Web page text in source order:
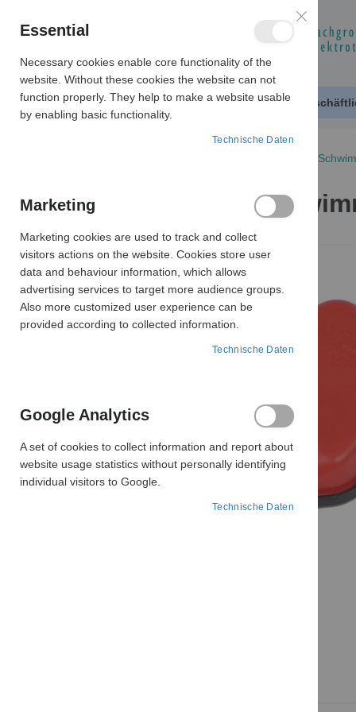
Produktkatalog
EHZ-FS-E 20 m
EHZ-FS-E 20 m
Zum
Ende
der
Bildergalerie
springen
Essential
Necessary cookies enable core functionality of the
website. Without these cookies the website can not
function properly. They help to make a website usable
by enabling basic functionality.
Technische Daten
Marketing
Marketing cookies are used to track and collect
visitors actions on the website. Cookies store user
data and behaviour information, which allows
advertising services to target more audience groups.
Also more customized user experience can be
provided according to collected information.
Technische Daten
Google Analytics
A set of cookies to collect information and report about
website usage statistics without personally identifying
individual visitors to Google.
Technische Daten